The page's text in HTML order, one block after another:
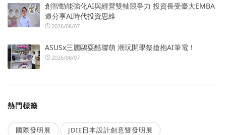
創智動能強化AI與經營雙軸競爭力 投資長受臺大EMBA
邀分享AI時代投資思維
2026/08/07
ASUSx三麗鷗耍酷聯萌 潮玩開學祭搶抱AI筆電！
2026/08/07
熱門標籤
國際發明展 JDIE日本設計創意暨發明展